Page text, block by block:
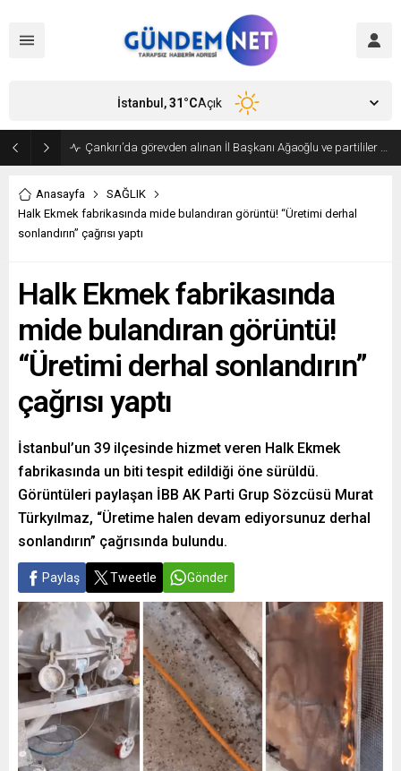
Bakan Fidan, Hamas Siyasi Büro Şefi Hayye’yi kabul etti
İstanbul,31°CAçık
Anasayfa
SAĞLIK
Halk Ekmek fabrikasında mide bulandıran görüntü! “Üretimi derhal
sonlandırın” çağrısı yaptı
Halk Ekmek fabrikasında
mide bulandıran görüntü!
“Üretimi derhal sonlandırın”
çağrısı yaptı
İstanbul’un 39 ilçesinde hizmet veren Halk Ekmek
fabrikasında un biti tespit edildiği öne sürüldü.
Görüntüleri paylaşan İBB AK Parti Grup Sözcüsü Murat
Türkyılmaz, “Üretime halen devam ediyorsunuz derhal
sonlandırın” çağrısında bulundu.
Paylaş Tweetle Gönder